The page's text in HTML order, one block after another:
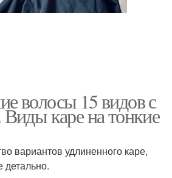
волосы 15 видов с
Виды каре на тонкие
вариантов удлиненного каре,
детально.